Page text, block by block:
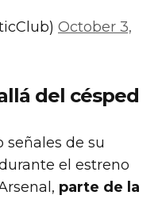
October 3,
del césped
señales de su
el estreno
parte de la